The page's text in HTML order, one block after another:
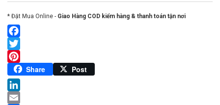
* Đặt Mua Online - Giao Hàng COD kiểm hàng & thanh toán tận nơi
Facebook
Twitter
Pinterest
Share Post
LinkedIn